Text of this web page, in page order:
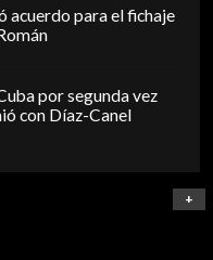
acuerdo para el fichaje
por segunda vez
con Díaz-Canel
+